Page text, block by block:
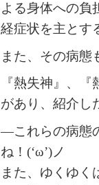
よる身体への負
経症状を主とす
また、その病態
『熱失神』、
があり、紹介し
―これらの病態
ね！(‘ω’)ノ
また、ゆくゆく